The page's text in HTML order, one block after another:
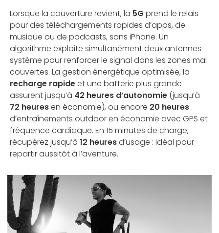
Lorsque la couverture revient, la 5G prend le relais
pour des téléchargements rapides d’apps, de
musique ou de podcasts, sans iPhone. Un
algorithme exploite simultanément deux antennes
système pour renforcer le signal dans les zones mal
couvertes. La gestion énergétique optimisée, la
recharge rapideet une batterie plus grande
assurent jusqu’à 42 heures d’autonomie (jusqu’à
72 heuresen économie), ou encore 20 heures
d’entraînements outdoor en économie avec GPS et
fréquence cardiaque. En 15 minutes de charge,
récupérez jusqu’à 12 heuresd’usage : idéal pour
repartir aussitôt à l’aventure.